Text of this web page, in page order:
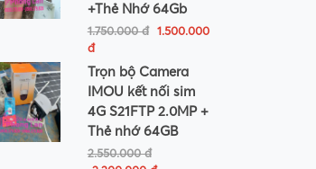
+Thẻ Nhớ 64Gb
1.750.000 đ
1.500.000
đ
Trọn bộ Camera
IMOU kết nối sim
4G S21FTP 2.0MP +
Thẻ nhớ 64GB
2.550.000 đ